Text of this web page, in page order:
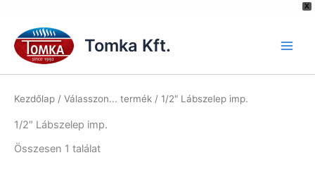
X
content
Tomka Kft.
Kezdőlap / Válasszon... termék / 1/2″ Lábszelep imp.
1/2″ Lábszelep imp.
Összesen 1 találat